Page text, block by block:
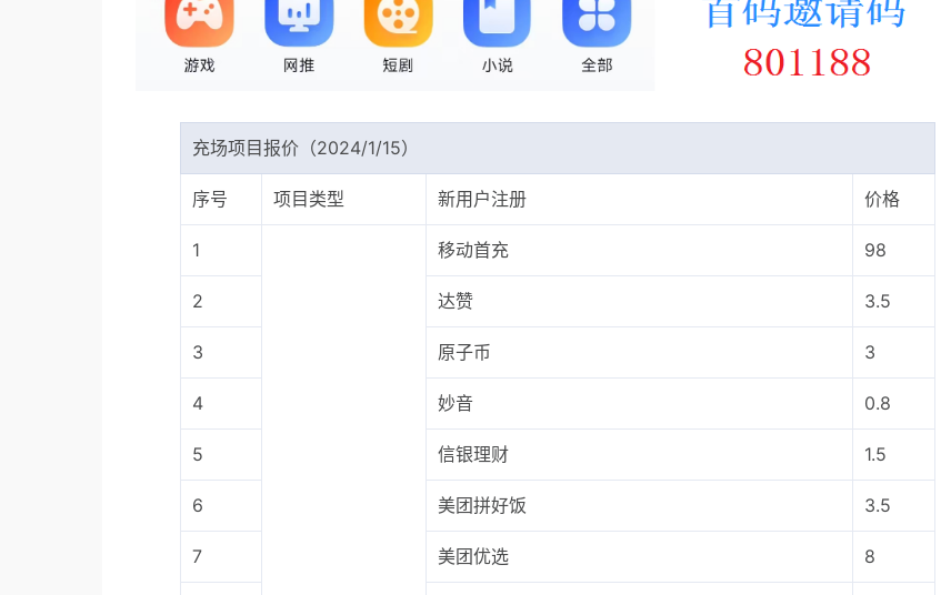
充场项目报价（2024/1/15）
序号 项目类型 新用户注册 价格
1 移动首充 98
2 达赞 3.5
3 原子币 3
4 妙音 0.8
5 信银理财 1.5
6 美团拼好饭 3.5
7 美团优选 8